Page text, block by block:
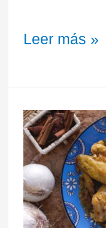
Leer más »
Pollo
Yassa
–
Senegal